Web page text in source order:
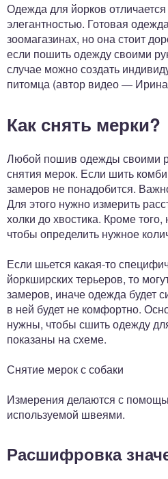
Одежда для йорков
элегантностью. Готовая
зоомагазинах, но она стоит
если пошить одежду своими
случае можно создать
питомца (автор видео —
Как снять мерки?
Любой пошив одежды своими
снятия мерок. Если шить
замеров не понадобится.
Для этого нужно измерить
холки до хвостика. Кроме
чтобы определить нужное
Если шьется какая-то
йоркширских терьеров, то
замеров, иначе одежда будет
в ней будет не комфортно.
нужны, чтобы сшить одежду
показаны на схеме.
Снятие мерок с собаки
Измерения делаются с
используемой швеями.
Расшифровка